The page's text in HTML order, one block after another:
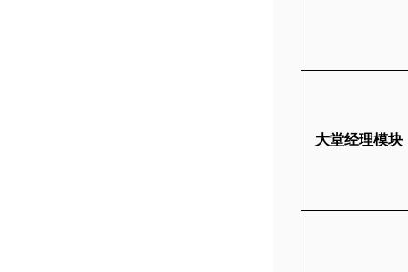
大堂经理模块